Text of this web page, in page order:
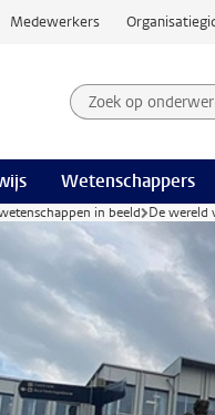
Medewerkers
Zoek op
Zoekterm
Wetenschappers
in beeld De wereld